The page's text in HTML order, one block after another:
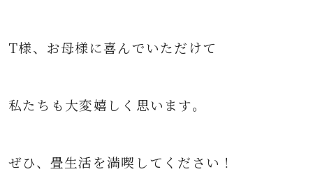
T様、お母様に喜んでいただけて
私たちも大変嬉しく思います。
ぜひ、畳生活を満喫してください！